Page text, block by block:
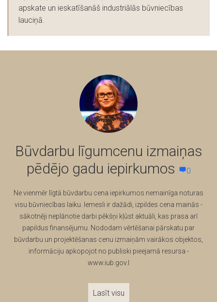
apskate un ieskatīšanāš industriālās būvniecības
lauciņā.
Būvdarbu līgumcenu izmaiņas
pēdējo gadu iepirkumos
0
Ne vienmēr līgtā būvdarbu cena iepirkumos nemainīga noturas
visu būvniecības laiku. Iemesli ir dažādi, izpildes cena mainās -
sākotnēji neplānotie darbi pēkšņi kļūst aktuāli, kas prasa arī
papildus finansējumu. Nododam vērtēšanai pārskatu par
būvdarbu un projektēšanas cenu izmaiņām vairākos objektos,
informāciju apkopojot no publiski pieejamā resursa -
www.iub.gov.l
Lasīt visu